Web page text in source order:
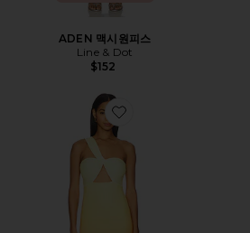
ADEN 맥시원피스
Line & Dot
$152
Favorite KYREE 맥시원피스